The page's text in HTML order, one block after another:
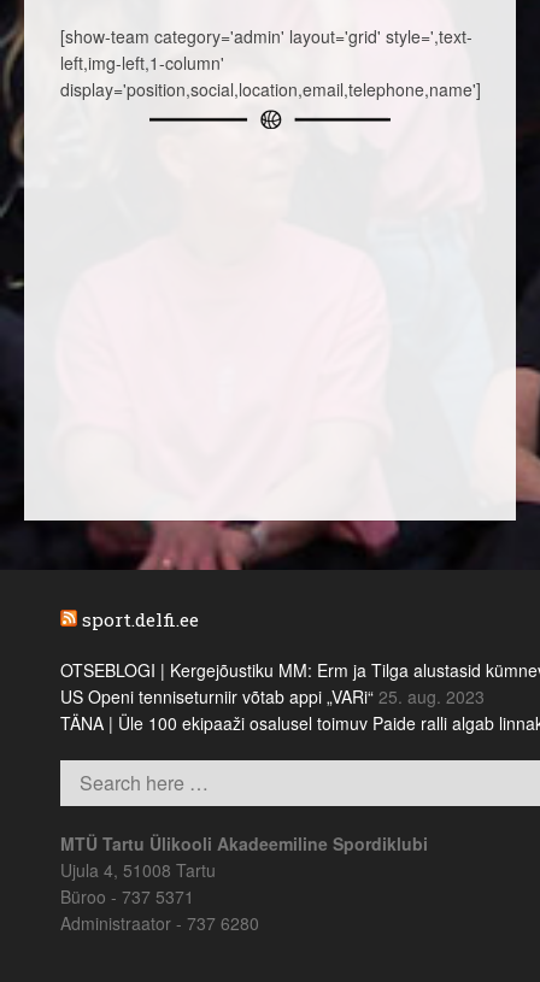
[show-team category='admin' layout='grid' style=',text-
left,img-left,1-column'
display='position,social,location,email,telephone,name']
sport.delfi.ee
OTSEBLOGI | Kergejõustiku MM: Erm ja Tilga alustasid
US Openi tenniseturniir võtab appi „VARi“ 25. aug. 2023
TÄNA | Üle 100 ekipaaži osalusel toimuv Paide ralli algab
MTÜ Tartu Ülikooli Akadeemiline Spordiklubi
Ujula 4, 51008 Tartu
Büroo - 737 5371
Administraator - 737 6280